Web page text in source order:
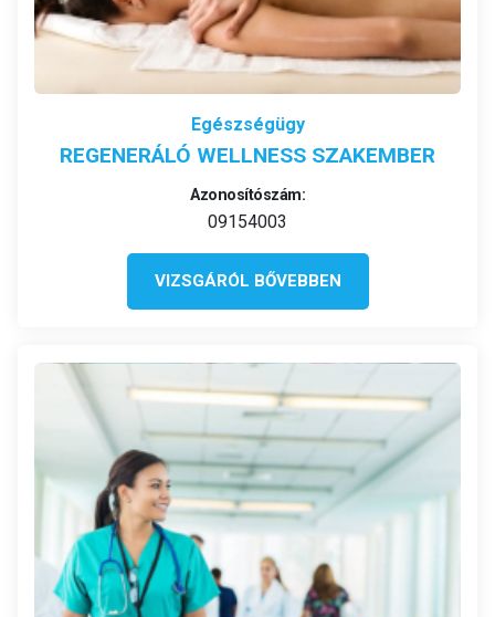
Egészségügy
REGENERÁLÓ WELLNESS SZAKEMBER
Azonosítószám:
09154003
VIZSGÁRÓL BŐVEBBEN